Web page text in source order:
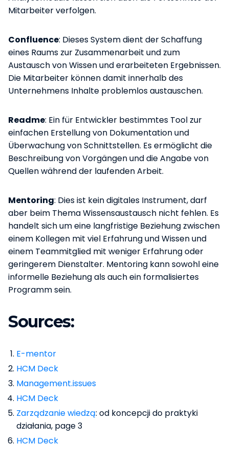
Mitarbeiter verfolgen.
Confluence: Dieses System dient der Schaffung
eines Raums zur Zusammenarbeit und zum
Austausch von Wissen und erarbeiteten Ergebnissen.
Die Mitarbeiter können damit innerhalb des
Unternehmens Inhalte problemlos austauschen.
Readme: Ein für Entwickler bestimmtes Tool zur
einfachen Erstellung von Dokumentation und
Überwachung von Schnittstellen. Es ermöglicht die
Beschreibung von Vorgängen und die Angabe von
Quellen während der laufenden Arbeit.
Mentoring: Dies ist kein digitales Instrument, darf
aber beim Thema Wissensaustausch nicht fehlen. Es
handelt sich um eine langfristige Beziehung zwischen
einem Kollegen mit viel Erfahrung und Wissen und
einem Teammitglied mit weniger Erfahrung oder
geringerem Dienstalter. Mentoring kann sowohl eine
informelle Beziehung als auch ein formalisiertes
Programm sein.
Sources:
E-mentor
HCM Deck
Management.issues
HCM Deck
Zarządzanie wiedzą: od koncepcji do praktyki
działania, page 3
HCM Deck